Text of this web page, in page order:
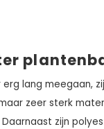
lang meegaan,
zeer sterk
zijn